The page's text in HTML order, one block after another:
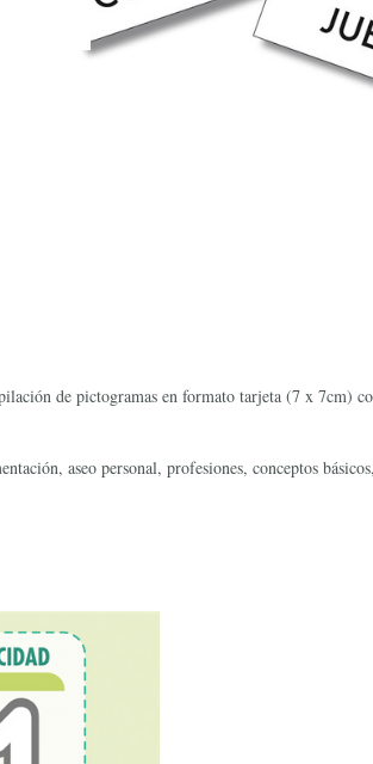
de pictogramas en formato tarjeta (7 x 7cm)
aseo personal, profesiones, conceptos